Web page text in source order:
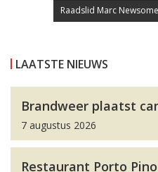
Raadslid Marc
LAATSTE NIEUWS
Brandweer plaatst
7 augustus 2026
Restaurant Porto